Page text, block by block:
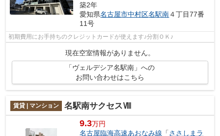
築2年
愛知県名古屋市中村区名駅南４丁目77番
11号
初期費用にお手持ちのクレジットカードが使えます♪分割ＯＫ♪
現在空室情報がありません。
「ヴェルデシア名駅南」への
お問い合わせはこちら
賃貸 | マンション 名駅南サクセスⅧ
9.3万円
名古屋臨海高速あおなみ線 「ささしまラ